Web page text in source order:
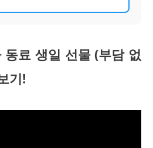
료 생일 선물 (부담 없
기!